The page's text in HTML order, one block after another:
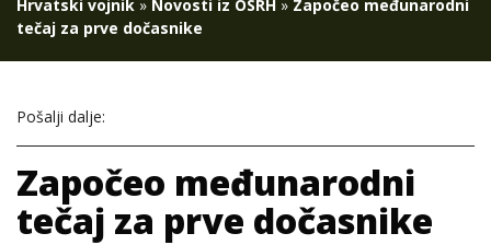
Hrvatski vojnik » Novosti iz OSRH » Započeo međunarodni
tečaj za prve dočasnike
Pošalji dalje:
Započeo međunarodni
tečaj za prve dočasnike